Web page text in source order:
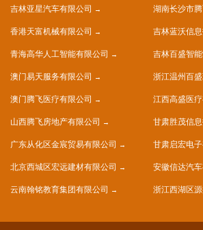
吉林亚星汽车有限公司 湖南长沙市
香港天富机械有限公司 吉林蓝沃信
青海高华人工智能有限公司 吉林百盛智
澳门易天服务有限公司 浙江温州百
澳门腾飞医疗有限公司 江西高盛医
山西腾飞房地产有限公司 甘肃胜茂信
广东从化区金宸贸易有限公司 甘肃启宏电
北京西城区宏远建材有限公司 安徽信达汽
云南翰铭教育集团有限公司 浙江西湖区